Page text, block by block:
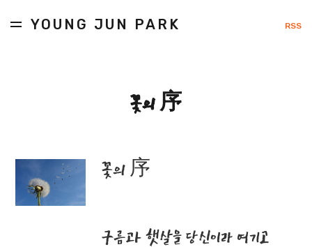
YOUNG JUN PARK RSS
꽃의 序
꽃의 序
구름과 햇살을 당신이라 여기고